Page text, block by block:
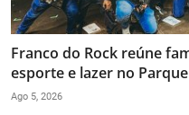
Franco do Rock reúne
esporte e lazer no
Ago 5, 2026